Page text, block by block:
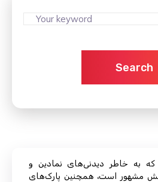
Search
که به خاطر دیدنی‌های نمادین و
مشهور است، همچنین پارک‌های